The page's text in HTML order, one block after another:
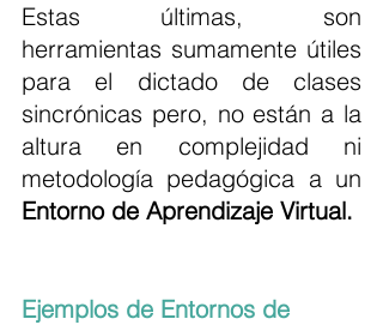
Estas últimas, son
herramientas sumamente útiles
para el dictado de clases
sincrónicas pero, no están a la
altura en complejidad ni
Entorno de Aprendizaje Virtual.
Ejemplos de Entornos de